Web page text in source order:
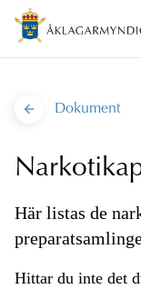
Dokument
Här listas de
Hittar du inte det